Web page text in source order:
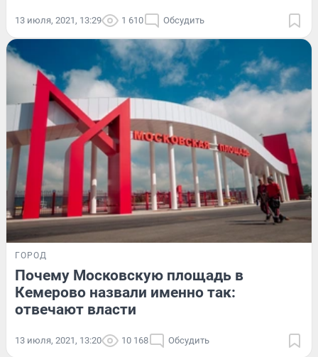
13 июля, 2021, 13:29 1 610 Обсудить
ГОРОД
Почему Московскую площадь в
Кемерово назвали именно так:
отвечают власти
13 июля, 2021, 13:20 10 168 Обсудить